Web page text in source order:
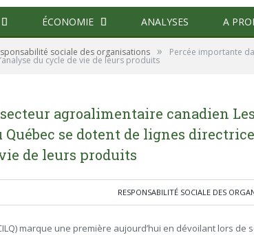
ÉCONOMIE ANALYSES A
sociale des organisations » Percée importante
du cycle de vie de leurs produits
agroalimentaire canadien Les
se dotent de lignes
de leurs produits
RESPONSABILITÉ SOCIALE DES
marque une première aujourd’hui en dévoilant lors de